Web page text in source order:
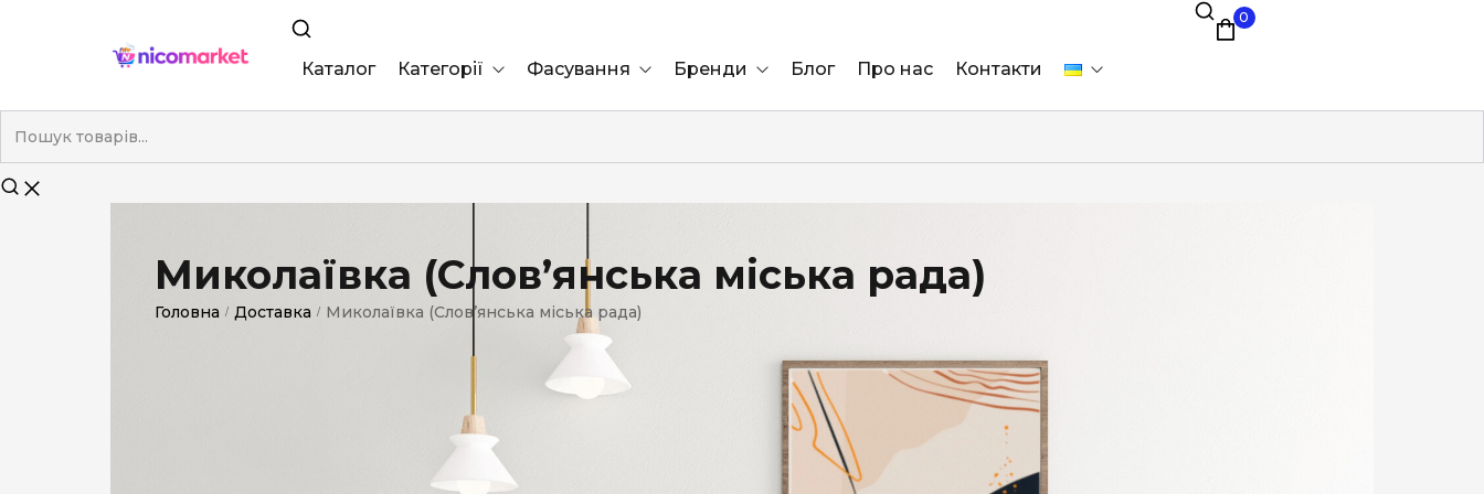
Каталог Категорії
Nano
Без фільтра
Смакові (капсула)
Фасування Бренди
Marshall
Блог Про нас Контакти
0
Миколаївка (Слов’янська міська рада)
Головна / Доставка / Миколаївка (Слов’янська міська рада)